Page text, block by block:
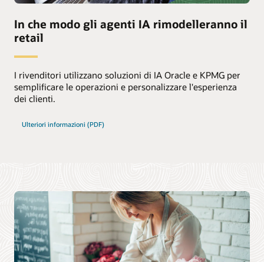
In che modo gli agenti IA rimodelleranno il
retail
I rivenditori utilizzano soluzioni di IA Oracle e KPMG per
semplificare le operazioni e personalizzare l'esperienza
dei clienti.
Ulteriori informazioni (PDF)